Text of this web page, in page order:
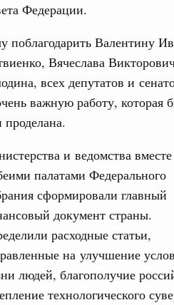
Федерации.
поблагодарить Валентину
Вячеслава
всех депутатов и
важную работу, которая
и ведомства вместе
палатами Федерального
сформировали главный
документ страны.
расходные статьи,
на улучшение
людей, благополучие
технологического
Ярославскую
Федерации.
объектов
и обновили
кредитам
Синхронизация
сельских
Городская среда
«Единый заказчик»
более